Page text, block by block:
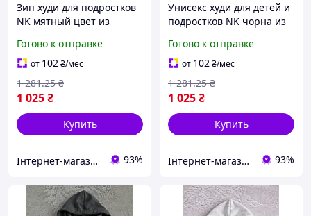
Зип худи для подростков
NK мятный цвет из
хлопка весна лето осень
унисекс
Готово к отправке
от 102₴/мес
1 025₴
1 281.25 ₴
Купить
Інтернет-магазин Look 100 Clothes 93%
Унисекс худи для детей и
подростков NK чорна из
весна/лето/осень цвета
черный графит изумруд
Готово к отправке
от 102₴/мес
1 025₴
1 281.25 ₴
Купить
Інтернет-магазин Look 100 Clothes 93%